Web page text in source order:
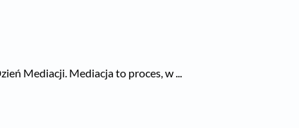
Mediacji. Mediacja to proces, w ...